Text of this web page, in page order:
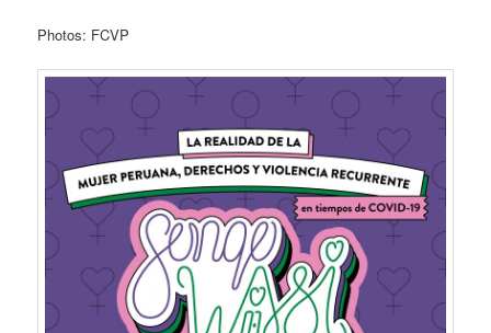
Photos: FCVP